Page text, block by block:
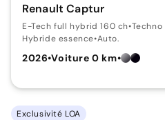
Renault Captur
E-Tech full hybrid 160 ch•Techno
Hybride essence•Auto.
2026•Voiture 0 km•
Exclusivité LOA